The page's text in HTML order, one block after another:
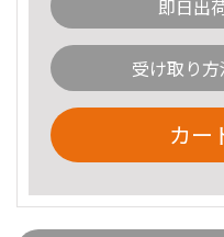
即日出
受け取り
カー